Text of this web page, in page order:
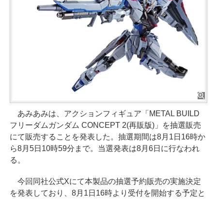
あみあみは、アクションフィギュア「METAL BUILD
フリーダムガンダム CONCEPT 2(再販版)」を抽選販売
にて販売することを発表した。抽選期間は8月1日16時か
ら8月5日10時59分まで。当選発表は8月6日に行なわれ
る。
今回同社公式Xにて本製品の抽選予約販売の実施決定
を発表しており、8月1日16時より受付を開始する予定と